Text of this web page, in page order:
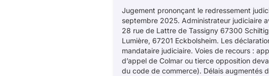
Jugement prononçant le redressement
septembre 2025. Administrateur judiciaire
28 rue de Lattre de Tassigny 67300
Lumière, 67201 Eckbolsheim. Les
mandataire judiciaire. Voies de recours :
d’appel de Colmar ou tierce opposition
du code de commerce). Délais augmentés